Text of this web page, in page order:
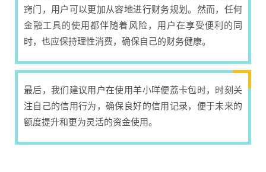
窍门，用户可以更加从容地进行财务规划。然而，任何
金融工具的使用都伴随着风险，用户在享受便利的同
时，也应保持理性消费，确保自己的财务健康。
最后，我们建议用户在使用羊小咩便荔卡包时，时刻关
注自己的信用行为，确保良好的信用记录，便于未来的
额度提升和更为灵活的资金使用。